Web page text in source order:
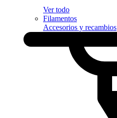
Ver todo
Filamentos
Accesorios y recambios